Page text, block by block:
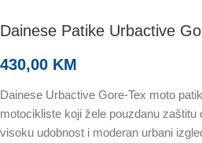
Dainese Patike Urbactive
430,00 KM
Dainese Urbactive Gore-Tex moto
motocikliste koji žele pouzdanu zaštitu
visoku udobnost i moderan urbani